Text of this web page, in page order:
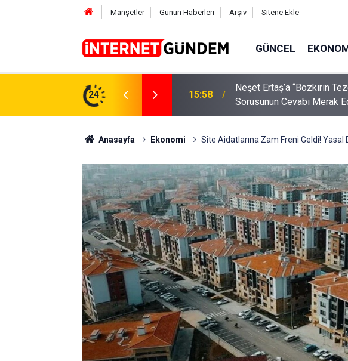
Manşetler Günün Haberleri Arşiv Sitene Ekle
GÜNCEL
24
TL Yükseliyor: İşte Yeni Fiyatlar.. 15:58
Neşet Ertaş’a “Bozkırın
Sorusunun Cevabı Merak
Anasayfa Ekonomi Site Aidatlarına Zam Freni Geldi! Yasal